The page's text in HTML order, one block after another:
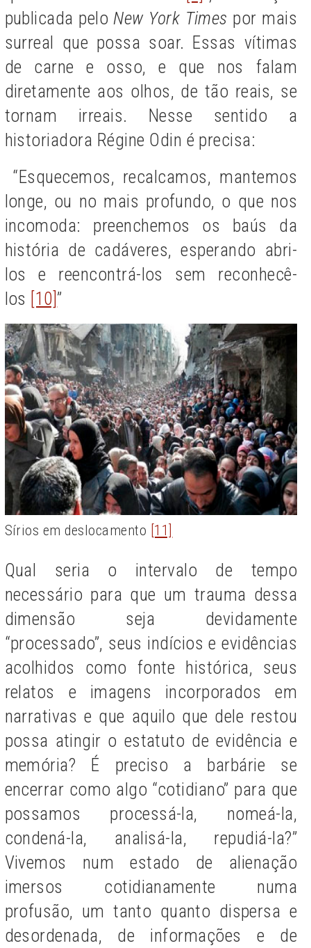
publicada pelo New York Times por mais
surreal que possa soar. Essas vítimas
de carne e osso, e que nos falam
diretamente aos olhos, de tão reais, se
tornam irreais. Nesse sentido a
historiadora Régine Odin é precisa:
“Esquecemos, recalcamos, mantemos
longe, ou no mais profundo, o que nos
incomoda: preenchemos os baús da
história de cadáveres, esperando abri-
los e reencontrá-los sem reconhecê-
los [10]”
Sírios em deslocamento [11]
Qual seria o intervalo de tempo
necessário para que um trauma dessa
dimensão seja devidamente
“processado”, seus indícios e evidências
acolhidos como fonte histórica, seus
relatos e imagens incorporados em
narrativas e que aquilo que dele restou
possa atingir o estatuto de evidência e
memória? É preciso a barbárie se
encerrar como algo “cotidiano” para que
possamos processá-la, nomeá-la,
condená-la, analisá-la, repudiá-la?”
Vivemos num estado de alienação
imersos cotidianamente numa
profusão, um tanto quanto dispersa e
desordenada, de informações e de